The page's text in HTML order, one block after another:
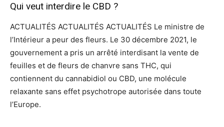
Qui veut interdire le CBD ?
ACTUALITÉS ACTUALITÉS ACTUALITÉS Le ministre de
l’Intérieur a peur des fleurs. Le 30 décembre 2021, le
gouvernement a pris un arrêté interdisant la vente de
feuilles et de fleurs de chanvre sans THC, qui
contiennent du cannabidiol ou CBD, une molécule
relaxante sans effet psychotrope autorisée dans toute
l’Europe.